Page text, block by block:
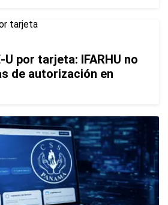
U por tarjeta: IFARHU no
de autorización en